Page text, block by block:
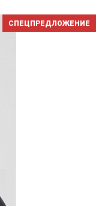
СПЕЦПРЕДЛОЖЕНИЕ